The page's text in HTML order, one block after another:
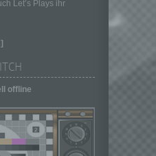
Let’s Plays ihr
offline
Übermittlung,
andere Form der
das
Verarbeitung
Daten mit dem Ziel, ihre
einzuschränken.